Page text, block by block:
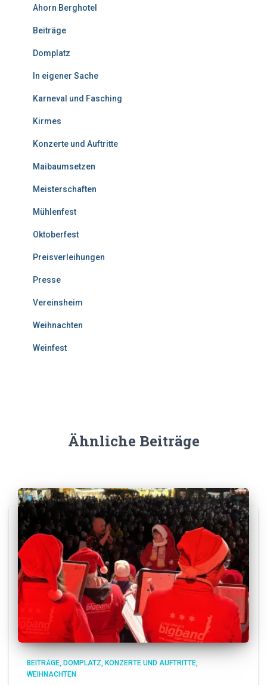
Ahorn Berghotel
Beiträge
Domplatz
In eigener Sache
Karneval und Fasching
Kirmes
Konzerte und Auftritte
Maibaumsetzen
Meisterschaften
Mühlenfest
Oktoberfest
Preisverleihungen
Presse
Vereinsheim
Weihnachten
Weinfest
Ähnliche Beiträge
BEITRÄGE DOMPLATZ KONZERTE UND AUFTRITTE
WEIHNACHTEN